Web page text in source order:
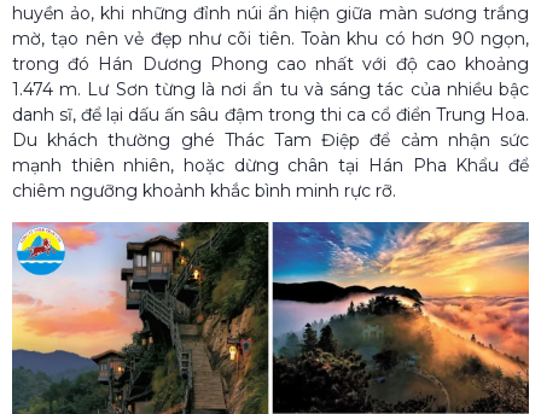
huyền ảo, khi những đỉnh núi ẩn hiện giữa màn sương trắng
mờ, tạo nên vẻ đẹp như cõi tiên. Toàn khu có hơn 90 ngọn,
trong đó Hán Dương Phong cao nhất với độ cao khoảng
1.474 m. Lư Sơn từng là nơi ẩn tu và sáng tác của nhiều bậc
danh sĩ, để lại dấu ấn sâu đậm trong thi ca cổ điển Trung Hoa.
Du khách thường ghé Thác Tam Điệp để cảm nhận sức
mạnh thiên nhiên, hoặc dừng chân tại Hán Pha Khẩu để
chiêm ngưỡng khoảnh khắc bình minh rực rỡ.